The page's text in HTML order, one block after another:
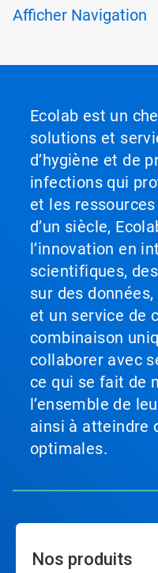
Afficher Navigation
Ecolab est un
solutions et
d’hygiène et de
infections qui
et les
d’un siècle,
l’innovation en
scientifiques,
sur des
et un service de
combinaison
collaborer avec
ce qui se fait de
l’ensemble de
ainsi à atteindre
optimales.
Nos produits